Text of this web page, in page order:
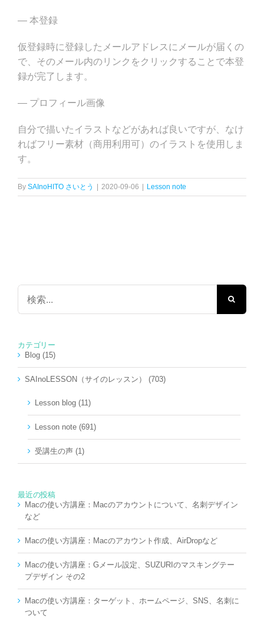
— 本登録
仮登録時に登録したメールアドレスにメールが届くの
で、そのメール内のリンクをクリックすることで本登
録が完了します。
— プロフィール画像
自分で描いたイラストなどがあれば良いですが、なけ
ればフリー素材（商用利用可）のイラストを使用しま
す。
By SAInoHITO さいとう 2020-09-06 Lesson note
検
…
カテゴリー
Blog (15)
SAInoLESSON（サイのレッスン） (703)
Lesson blog (11)
Lesson note (691)
受講生の声 (1)
最近の投稿
Macの使い方講座：Macのアカウントについて、名刺デザイン
など
Macの使い方講座：Macのアカウント作成、AirDropなど
Macの使い方講座：Gメール設定、SUZURIのマスキングテー
プデザイン その2
Macの使い方講座：ターゲット、ホームページ、SNS、名刺に
ついて